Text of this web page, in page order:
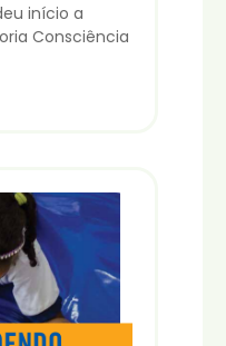
início a
Consciência